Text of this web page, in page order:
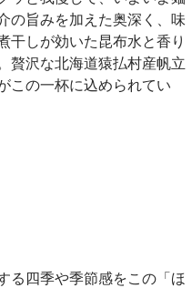
の旨みを加えた奥深く、味
干しが効いた昆布水と香り
贅沢な北海道猿払村産帆立
この一杯に込められてい
る四季や季節感をこの「ほ